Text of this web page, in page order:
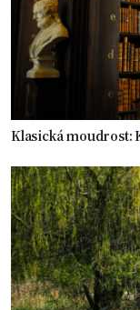
Klasická moudrost: